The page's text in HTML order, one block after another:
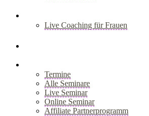
Live Coaching für Frauen
Termine
Alle Seminare
Live Seminar
Online Seminar
Affiliate Partnerprogramm